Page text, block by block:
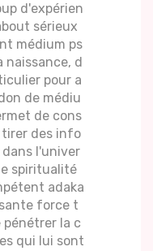
d'expérien
sérieux
médium ps
naissance, d
pour a
de médiu
de cons
des info
l'univer
spiritualité
adaka
force t
pénétrer la c
qui lui sont